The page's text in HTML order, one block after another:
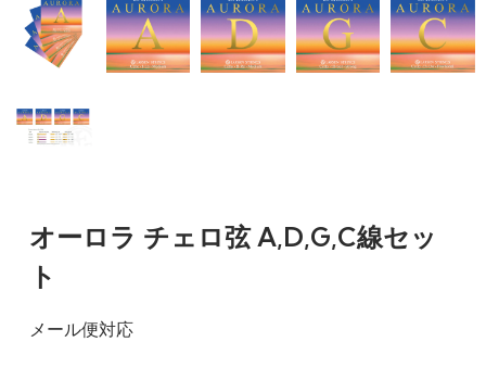
オーロラ チェロ弦 A,D,G,C線セッ
ト
メール便対応